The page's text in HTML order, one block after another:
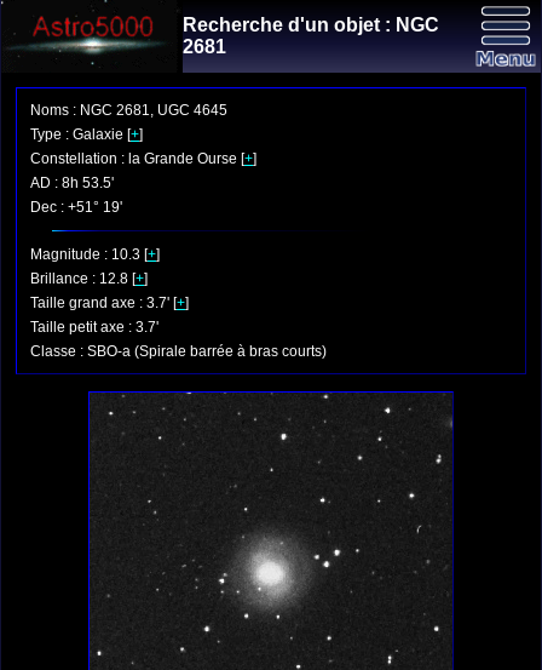
Recherche d'un objet : NGC
2681
Noms : NGC 2681, UGC 4645
Type : Galaxie [+]
Constellation : la Grande Ourse [+]
AD : 8h 53.5'
Dec : +51° 19'
Magnitude : 10.3 [+]
Brillance : 12.8 [+]
Taille grand axe : 3.7' [+]
Taille petit axe : 3.7'
Classe : SBO-a (Spirale barrée à bras courts)